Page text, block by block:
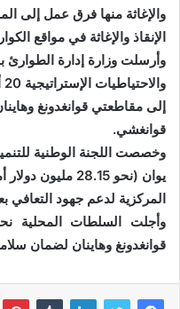
والإغاثة منها فرق عمل إلى
الإنقاذ والإغاثة في مواقع
وأرسلت وزارة إدارة الطوارئ
قوانغشي.
يوان (نحو 28.15
المركزية لدعم جهود التعافي
قوانغدونغ وهاينان لضمان